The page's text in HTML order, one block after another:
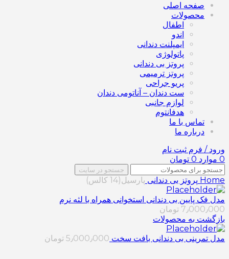
صفحه اصلی
محصولات
اطفال
اندو
ایمپلنت دندانی
پاتولوژی
پروتز بی دندانی
پروتز ترمیمی
پریو جراحی
ست دندان – آناتومی دندان
لوازم جانبی
هدفانتوم
تماس با ما
درباره ما
ورود / فرم ثبت نام
0 موارد 0 تومان
جستجو در سایت
Home پروتز بی دندانی پارسیل(14 کالس)
مدل فک پایین بی دندانی استخوانی همراه با لثه نرم
7٫000٫000 تومان
بازگشت به محصولات
مدل تمرینی بی دندانی بافت سخت 5٫000٫000 تومان